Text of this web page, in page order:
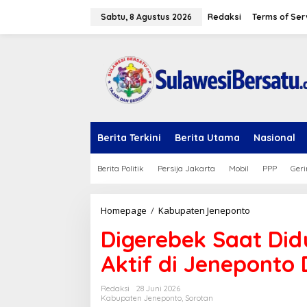
Sabtu, 8 Agustus 2026 Redaksi Terms of
Berita Terkini Berita Utama Nasional
Berita Politik Persija Jakarta Mobil PPP
Homepage / Kabupaten Jeneponto
g
e
r
e
Digerebek Saat
Aktif di Jeneponto
Redaksi
28 Juni 2026
Kabupaten Jeneponto, Sorotan